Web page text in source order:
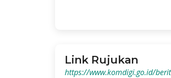
Link Rujukan
https://www.komdigi.go.id/